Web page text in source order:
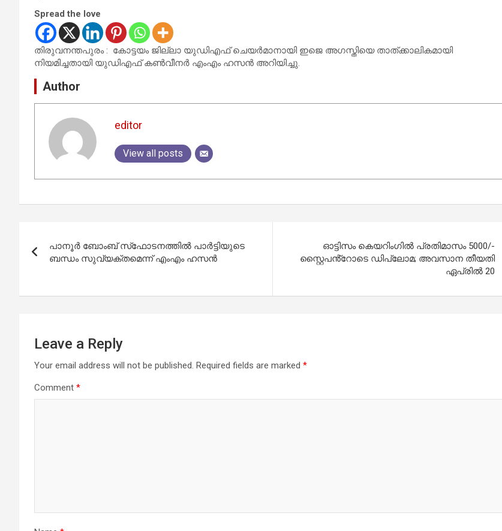
Spread the love
തിരുവനന്തപുരം : കോട്ടയം ജില്ലാ യുഡിഎഫ് ചെയര്‍മാനായി ഇജെ അഗസ്തിയെ താത്ക്കാലികമായി
നിയമിച്ചതായി യുഡിഎഫ് കണ്‍വീനര്‍ എംഎം ഹസന്‍ അറിയിച്ചു.
Author
editor
View all posts
navigation
പാനൂര്‍ ബോംബ് സ്‌ഫോടനത്തില്‍ പാര്‍ട്ടിയുടെ
ബന്ധം സുവ്യക്തമെന്ന് എംഎം ഹസന്‍
ഓട്ടിസം കെയറിംഗിൽ പ്രതിമാസം 5000/-
സ്റ്റൈപൻ്റോടെ ഡിപ്ലോമ; അവസാന തീയതി
ഏപ്രിൽ 20
Leave a Reply
Your email address will not be published. Required fields are marked *
Comment *